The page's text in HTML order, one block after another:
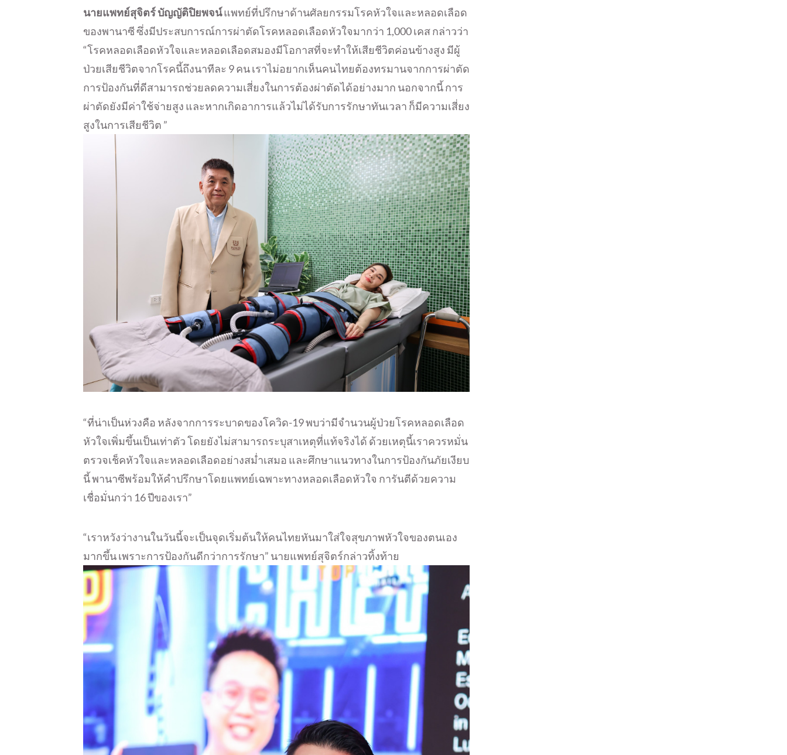
นายแพทย์สุจิตร์ บัญญัติปิยพจน์แพทย์ที่ปรึกษาด้านศัลยกรรมโรคหัวใจและหลอดเลือด
ของพานาซี ซึ่งมีประสบการณ์การผ่าตัดโรคหลอดเลือดหัวใจมากว่า 1,000 เคส กล่าวว่า
“โรคหลอดเลือดหัวใจและหลอดเลือดสมองมีโอกาสที่จะทำให้เสียชีวิตค่อนข้างสูง มีผู้
ป่วยเสียชีวิตจากโรคนี้ถึงนาทีละ 9 คน เราไม่อยากเห็นคนไทยต้องทรมานจากการผ่าตัด
การป้องกันที่ดีสามารถช่วยลดความเสี่ยงในการต้องผ่าตัดได้อย่างมาก นอกจากนี้ การ
ผ่าตัดยังมีค่าใช้จ่ายสูง และหากเกิดอาการแล้วไม่ได้รับการรักษาทันเวลา ก็มีความเสี่ยง
สูงในการเสียชีวิต ”
“ที่น่าเป็นห่วงคือ หลังจากการระบาดของโควิด-19 พบว่ามีจำนวนผู้ป่วยโรคหลอดเลือด
หัวใจเพิ่มขึ้นเป็นเท่าตัว โดยยังไม่สามารถระบุสาเหตุที่แท้จริงได้ ด้วยเหตุนี้เราควรหมั่น
ตรวจเช็คหัวใจและหลอดเลือดอย่างสม่ำเสมอ และศึกษาแนวทางในการป้องกันภัยเงียบ
นี้ พานาซีพร้อมให้คำปรึกษาโดยแพทย์เฉพาะทางหลอดเลือดหัวใจ การันตีด้วยความ
เชื่อมั่นกว่า 16 ปีของเรา”
“เราหวังว่างานในวันนี้จะเป็นจุดเริ่มต้นให้คนไทยหันมาใส่ใจสุขภาพหัวใจของตนเอง
มากขึ้น เพราะการป้องกันดีกว่าการรักษา” นายแพทย์สุจิตร์กล่าวทิ้งท้าย